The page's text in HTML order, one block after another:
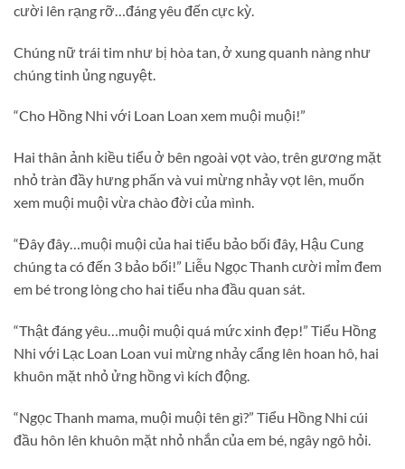
cười lên rạng rỡ…đáng yêu đến cực kỳ.
Chúng nữ trái tim như bị hòa tan, ở xung quanh nàng như
chúng tinh ủng nguyệt.
“Cho Hồng Nhi với Loan Loan xem muội muội!”
Hai thân ảnh kiều tiểu ở bên ngoài vọt vào, trên gương mặt
nhỏ tràn đầy hưng phấn và vui mừng nhảy vọt lên, muốn
xem muội muội vừa chào đời của mình.
“Đây đây…muội muội của hai tiểu bảo bối đây, Hậu Cung
chúng ta có đến 3 bảo bối!” Liễu Ngọc Thanh cười mỉm đem
em bé trong lòng cho hai tiểu nha đầu quan sát.
“Thật đáng yêu…muội muội quá mức xinh đẹp!” Tiểu Hồng
Nhi với Lạc Loan Loan vui mừng nhảy cẩng lên hoan hô, hai
khuôn mặt nhỏ ửng hồng vì kích động.
“Ngọc Thanh mama, muội muội tên gì?” Tiểu Hồng Nhi cúi
đầu hôn lên khuôn mặt nhỏ nhắn của em bé, ngây ngô hỏi.